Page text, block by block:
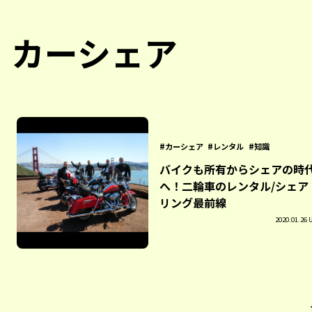
カーシェア
カーシェア レンタル 知識
バイクも所有からシェアの時
へ！二輪車のレンタル/シェア
リング最前線
2020.01.26